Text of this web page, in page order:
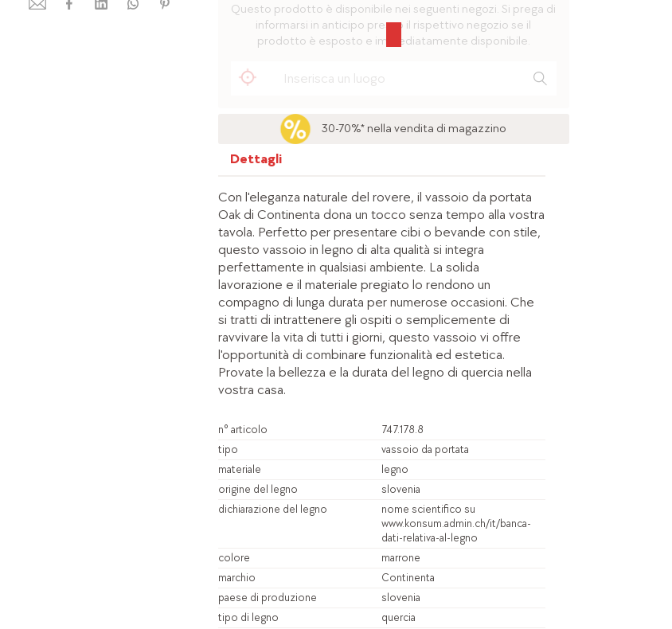
Questo prodotto è disponibile nei seguenti negozi. Si prega di
informarsi in anticipo presso il rispettivo negozio se il
prodotto è esposto e immediatamente disponibile.
30-70%* nella vendita di magazzino
Dettagli
Con l'eleganza naturale del rovere, il vassoio da portata
Oak di Continenta dona un tocco senza tempo alla vostra
tavola. Perfetto per presentare cibi o bevande con stile,
questo vassoio in legno di alta qualità si integra
perfettamente in qualsiasi ambiente. La solida
lavorazione e il materiale pregiato lo rendono un
compagno di lunga durata per numerose occasioni. Che
si tratti di intrattenere gli ospiti o semplicemente di
ravvivare la vita di tutti i giorni, questo vassoio vi offre
l'opportunità di combinare funzionalità ed estetica.
Provate la bellezza e la durata del legno di quercia nella
vostra casa.
n° articolo
747.178.8
tipo
vassoio da portata
materiale
legno
origine del legno
slovenia
dichiarazione del legno
nome scientifico su
www.konsum.admin.ch/it/banca-
dati-relativa-al-legno
colore
marrone
marchio
Continenta
paese di produzione
slovenia
tipo di legno
quercia